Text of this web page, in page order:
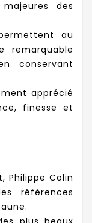
des
au
remarquable
conservant
apprécié
finesse et
Philippe Colin
références